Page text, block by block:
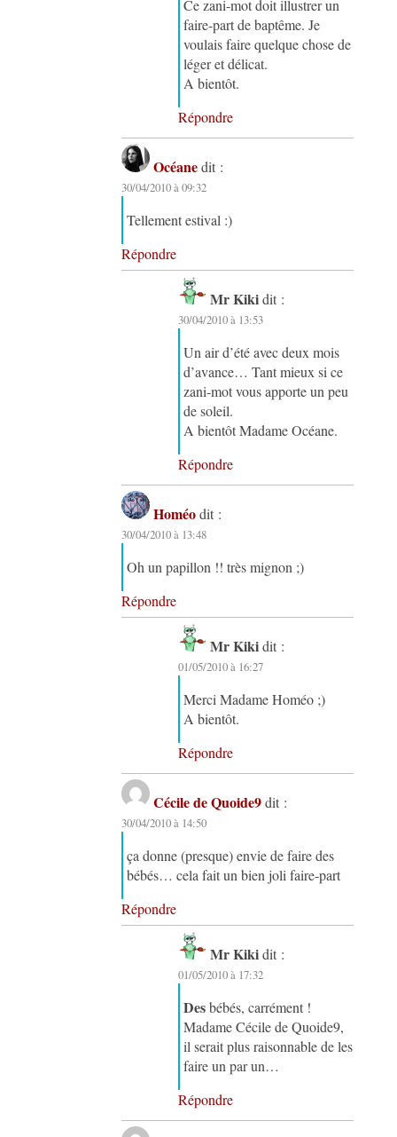
Ce zani-mot doit illustrer un
faire-part de baptême. Je
voulais faire quelque chose de
léger et délicat.
A bientôt.
Répondre
Océane dit :
30/04/2010 à 09:32
Tellement estival :)
Répondre
Mr Kiki dit :
30/04/2010 à 13:53
Un air d’été avec deux mois
d’avance… Tant mieux si ce
zani-mot vous apporte un peu
de soleil.
A bientôt Madame Océane.
Répondre
Homéo dit :
30/04/2010 à 13:48
Oh un papillon !! très mignon ;)
Répondre
Mr Kiki dit :
01/05/2010 à 16:27
Merci Madame Homéo ;)
A bientôt.
Répondre
Cécile de Quoide9 dit :
30/04/2010 à 14:50
ça donne (presque) envie de faire des
bébés… cela fait un bien joli faire-part
Répondre
Mr Kiki dit :
01/05/2010 à 17:32
Desbébés, carrément !
Madame Cécile de Quoide9,
il serait plus raisonnable de les
faire un par un…
Répondre